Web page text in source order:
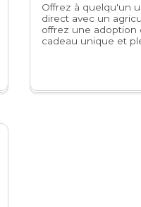
Offrez à quelqu'un
direct avec un
offrez une adoption
cadeau unique et